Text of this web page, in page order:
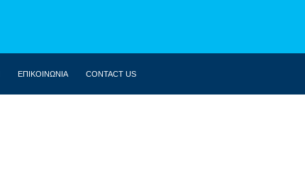
ΕΠΙΚΟΙΝΩΝΙΑ CONTACT US